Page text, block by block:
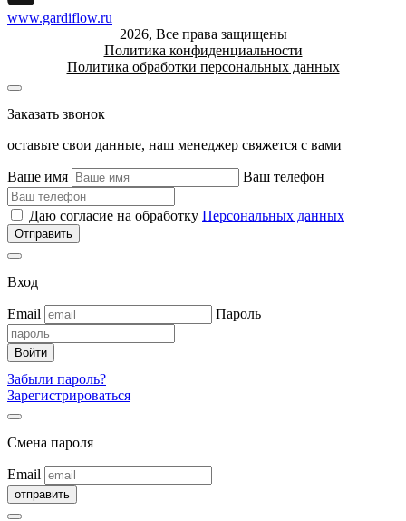
www.gardiflow.ru
2026, Все права защищены
Политика конфиденциальности
Политика обработки персональных данных
Заказать звонок
оставьте свои данные, наш менеджер свяжется с вами
Ваше имя Ваш телефон
Даю согласие на обработку Персональных данных
Вход
Email Пароль
Забыли пароль?
Зарегистрироваться
Смена пароля
Email